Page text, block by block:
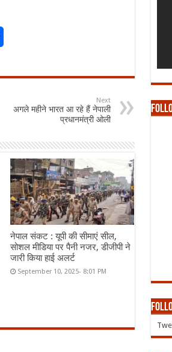
Next
अगले महीने भारत आ रहे हैं नेपाली
प्रधानमंत्री ओली
नेपाल संकट : यूपी की सीमाएं सील,
सोशल मीडिया पर पैनी नजर, डीजीपी ने
जारी किया हाई अलर्ट
September 10, 2025- 8:01 PM